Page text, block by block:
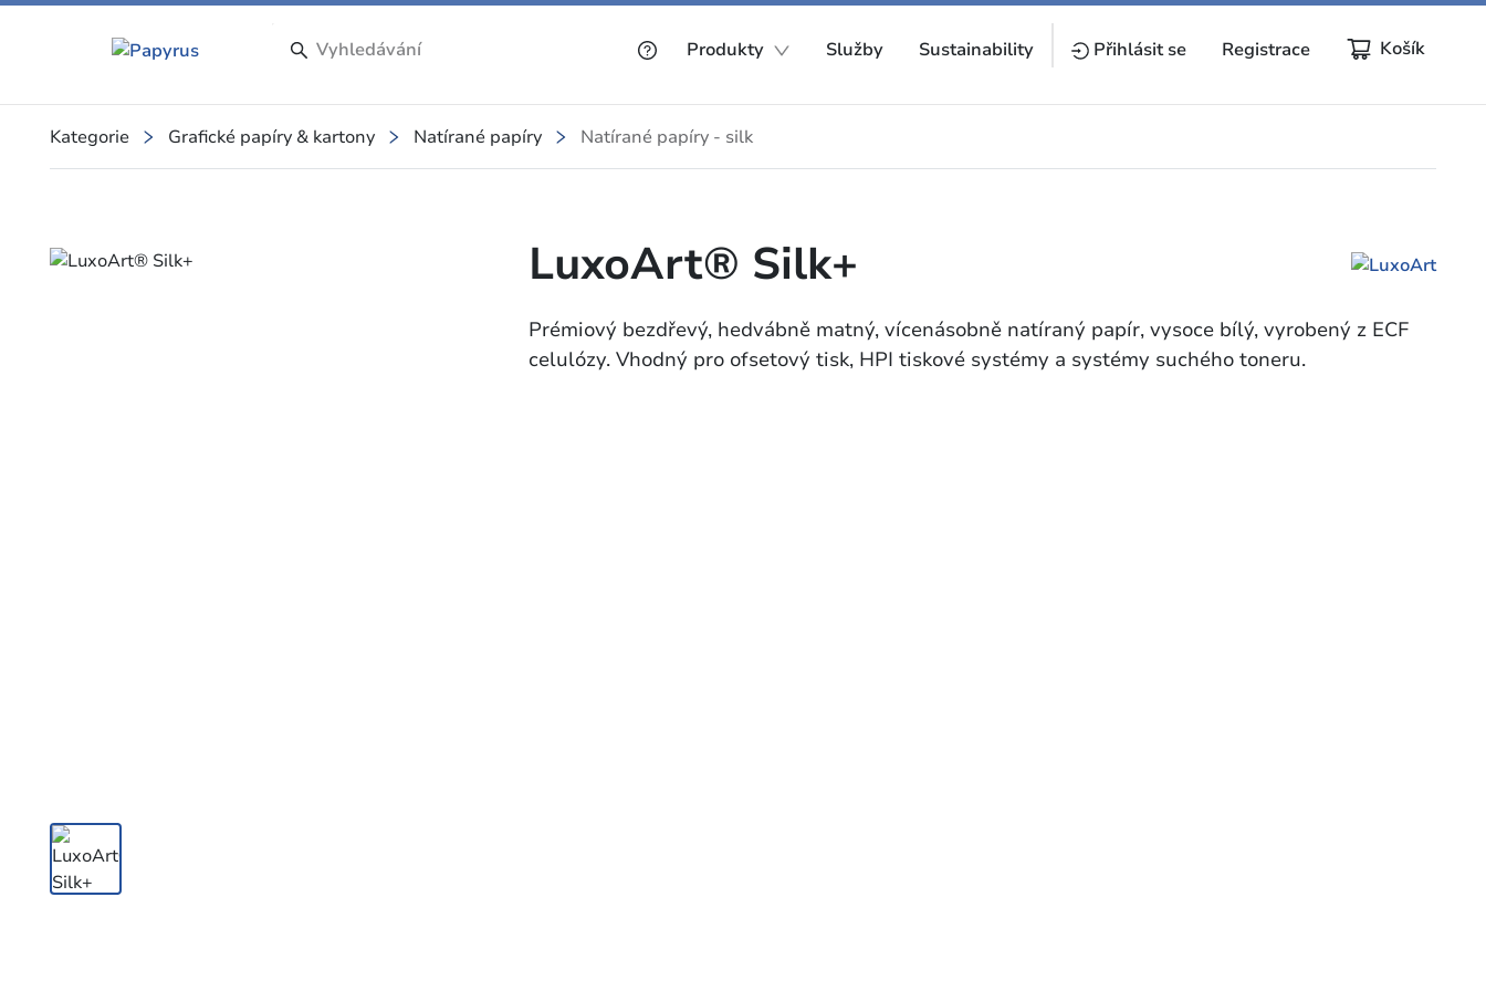
Produkty Služby Sustainability Přihlásit se Registrace Košík
Kategorie Grafické papíry & kartony Natírané papíry Natírané papíry - silk
Slide 1 of 1 LuxoArt® Silk+
Prémiový bezdřevý, hedvábně matný, vícenásobně natíraný papír, vysoce bílý, vyrobený z ECF
celulózy. Vhodný pro ofsetový tisk, HPI tiskové systémy a systémy suchého toneru.